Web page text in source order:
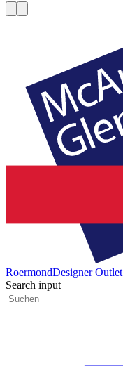
RoermondDesigner Outlet
Search input